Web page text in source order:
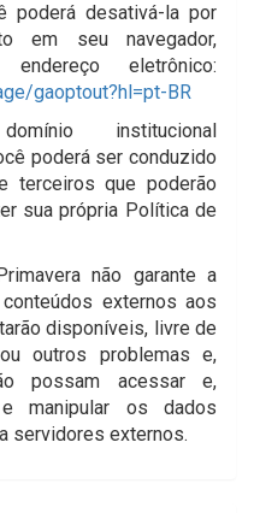
poderá desativá-la por
em seu navegador,
eletrônico:
gaoptout?hl=pt-BR
institucional
poderá ser conduzido
terceiros que poderão
sua própria Política de
não garante a
externos aos
disponíveis, livre de
outros problemas e,
possam acessar e,
e manipular os dados
servidores externos.